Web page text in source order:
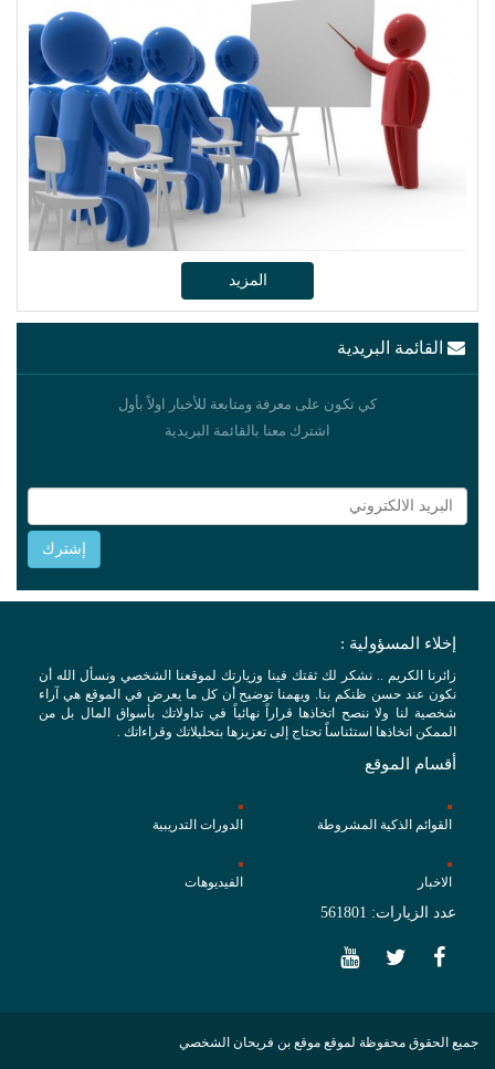
المزيد
القائمة البريدية
كي تكون على معرفة ومتابعة للأخبار اولاً بأول
اشترك معنا بالقائمة البريدية
إخلاء المسؤولية :
زائرنا الكريم .. نشكر لك ثقتك فينا وزيارتك لموقعنا الشخصي ونسأل الله أن
نكون عند حسن ظنكم بنا. ويهمنا توضيح أن كل ما يعرض في الموقع هي آراء
شخصية لنا ولا ننصح اتخاذها قراراً نهائياً في تداولاتك بأسواق المال بل من
الممكن اتخاذها استئناساً تحتاج إلى تعزيزها بتحليلاتك وقراءاتك .
أقسام الموقع
القوائم الذكية المشروطة الدورات التدريبية
الاخبار الفيديوهات
عدد الزيارات: 561801
جميع الحقوق محفوظة لموقع موقع بن فريحان الشخصي